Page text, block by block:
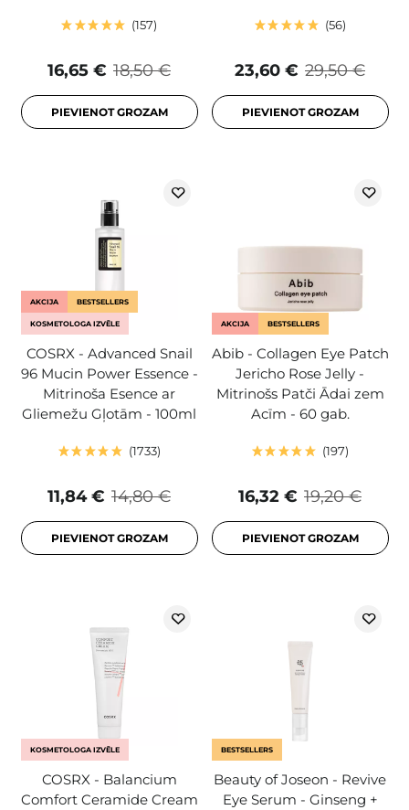
157
18,50 €
16,65 €
PIEVIENOT GROZAM
56
29,50 €
23,60 €
PIEVIENOT GROZAM
AKCIJA BESTSELLERS
KOSMETOLOGA IZVĒLE
COSRX - Advanced Snail
96 Mucin Power Essence -
Mitrinoša Esence ar
Gliemežu Gļotām - 100ml
1733
14,80 €
11,84 €
PIEVIENOT GROZAM
AKCIJA BESTSELLERS
Abib - Collagen Eye Patch
Jericho Rose Jelly -
Mitrinošs Patči Ādai zem
Acīm - 60 gab.
197
19,20 €
16,32 €
PIEVIENOT GROZAM
KOSMETOLOGA IZVĒLE
COSRX - Balancium
Comfort Ceramide Cream
BESTSELLERS
Beauty of Joseon - Revive
Eye Serum - Ginseng +